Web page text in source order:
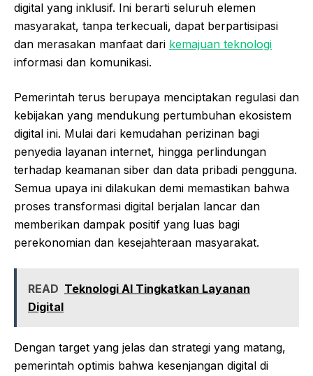
digital yang inklusif. Ini berarti seluruh elemen
masyarakat, tanpa terkecuali, dapat berpartisipasi
dan merasakan manfaat dari kemajuan teknologi
informasi dan komunikasi.
Pemerintah terus berupaya menciptakan regulasi dan
kebijakan yang mendukung pertumbuhan ekosistem
digital ini. Mulai dari kemudahan perizinan bagi
penyedia layanan internet, hingga perlindungan
terhadap keamanan siber dan data pribadi pengguna.
Semua upaya ini dilakukan demi memastikan bahwa
proses transformasi digital berjalan lancar dan
memberikan dampak positif yang luas bagi
perekonomian dan kesejahteraan masyarakat.
READ Teknologi AI Tingkatkan Layanan
Digital
Dengan target yang jelas dan strategi yang matang,
pemerintah optimis bahwa kesenjangan digital di